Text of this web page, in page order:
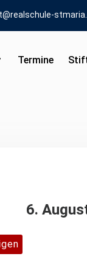
Termine
6.